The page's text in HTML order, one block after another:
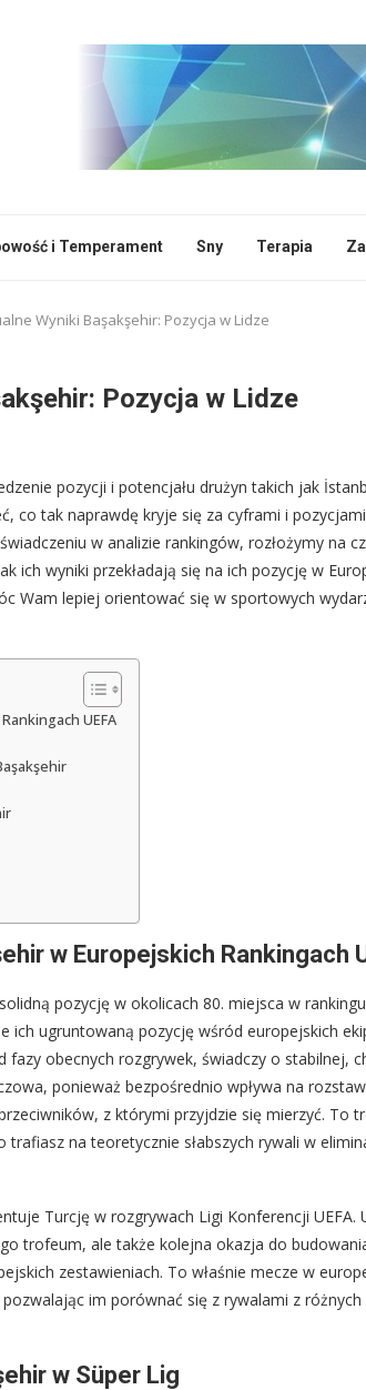
i Temperament Sny Terapia
Wyniki Başakşehir: Pozycja w Lidze
Pozycja w Lidze
pozycji i potencjału drużyn takich jak
co tak naprawdę kryje się za cyframi i
w analizie rankingów, rozłożymy na
ich wyniki przekładają się na ich pozycję w
Wam lepiej orientować się w sportowych
UEFA
w Europejskich Rankingach
pozycję w okolicach 80. miejsca w
ich ugruntowaną pozycję wśród europejskich
fazy obecnych rozgrywek, świadczy o stabilnej,
ponieważ bezpośrednio wpływa na
z którymi przyjdzie się mierzyć. To
na teoretycznie słabszych rywali w
Turcję w rozgrywach Ligi Konferencji UEFA.
trofeum, ale także kolejna okazja do
zestawieniach. To właśnie mecze w
im porównać się z rywalami z
w Süper Lig